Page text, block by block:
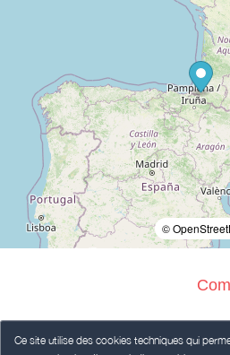
Ce site utilise des cookies techniques qui
©